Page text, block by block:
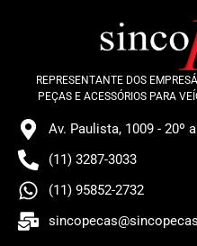
REPRESENTANTE DOS
PEÇAS E ACESSÓRIOS PARA
Av. Paulista, 1009 - 20º
(11) 3287-3033
(11) 95852-2732